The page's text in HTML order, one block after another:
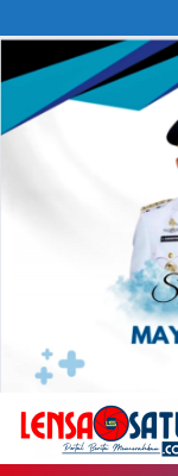
ke
konten